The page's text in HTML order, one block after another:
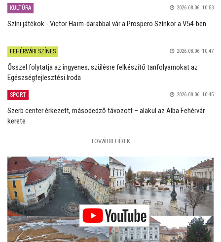
KULTÚRA 2026.08.06. 10:53
Színi játékok - Victor Haïm-darabbal vár a Prospero Színkör a V54-ben
FEHÉRVÁRI SZÍNES 2026.08.06. 10:47
Ősszel folytatja az ingyenes, szülésre felkészítő tanfolyamokat az
Egészségfejlesztési Iroda
SPORT 2026.08.06. 10:45
Szerb center érkezett, másodedző távozott – alakul az Alba Fehérvár
kerete
TOVÁBBI HÍREK